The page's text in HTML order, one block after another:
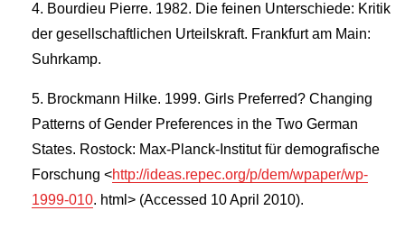
Bourdieu Pierre. 1982. Die feinen Unterschiede: Kritik
der gesellschaftlichen Urteilskraft. Frankfurt am Main:
Suhrkamp.
Brockmann Hilke. 1999. Girls Preferred? Changing
Patterns of Gender Preferences in the Two German
States. Rostock: Max-Planck-Institut für demografische
Forschung <http://ideas.repec.org/p/dem/wpaper/wp-
1999-010. html> (Accessed 10 April 2010).